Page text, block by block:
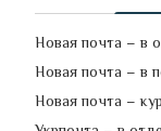
Новая почта – в
Новая почта – в
Новая почта –